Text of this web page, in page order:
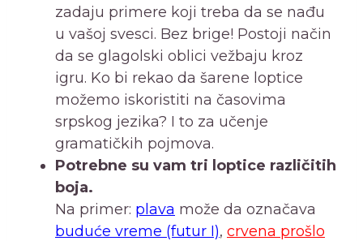
zadaju primere koji treba da se nađu
u vašoj svesci. Bez brige! Postoji način
da se glagolski oblici vežbaju kroz
igru. Ko bi rekao da šarene loptice
možemo iskoristiti na časovima
srpskog jezika? I to za učenje
gramatičkih pojmova.
Potrebne su vam tri loptice različitih
boja.
Na primer: plava može da označava
buduće vreme (futur I), crvena prošlo